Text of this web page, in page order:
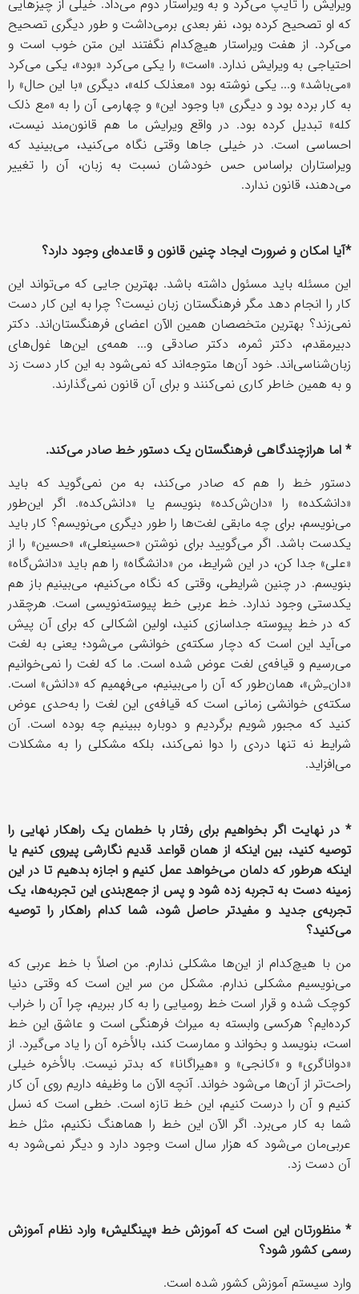
ویرایش را تایپ می‌کرد و به ویراستار دوم می‌داد. خیلی از چیزهایی
که او تصحیح کرده بود، نفر بعدی برمی‌داشت و طور دیگری تصحیح
می‌کرد. از هفت ویراستار هیچ‌کدام نگفتند این متن خوب است و
احتیاجی به ویرایش ندارد. «است» را یکی می‌کرد «بود»، یکی می‌کرد
«می‌باشد» و... یکی نوشته بود «معذلک کله»، دیگری «با این حال» را
به کار برده بود و دیگری «با وجود این» و چهارمی آن را به «مع ذلک
کله» تبدیل کرده بود. در واقع ویرایش ما هم قانون‌مند نیست،
احساسی است. در خیلی جاها وقتی نگاه می‌کنید، می‌بینید که
ویراستاران براساس حس خودشان نسبت به زبان، آن را تغییر
می‌دهند، قانون ندارد.
*آیا امکان و ضرورت ایجاد چنین قانون و قاعده‌ای وجود دارد؟
این مسئله باید مسئول داشته باشد. بهترین جایی که می‌تواند این
کار را انجام دهد مگر فرهنگستان زبان نیست؟ چرا به این کار دست
نمی‌زند؟ بهترین متخصصان همین الآن اعضای فرهنگستان‌اند. دکتر
دبیرمقدم، دکتر ثمره، دکتر صادقی و... همه‌ی این‌ها غول‌های
زبان‌شناسی‌اند. خود آن‌ها متوجه‌اند که نمی‌شود به این کار دست زد
و به همین خاطر کاری نمی‌کنند و برای آن قانون نمی‌گذارند.
* اما هرازچندگاهی فرهنگستان یک دستور خط صادر می‌کند.
دستور خط را هم که صادر می‌کند، به من نمی‌گوید که باید
«دانشکده» را «دان‌ش‌کده» بنویسم یا «دانش‌کده». اگر این‌طور
می‌نویسم، برای چه مابقی لغت‌ها را طور دیگری می‌نویسم؟ کار باید
یکدست باشد. اگر می‌گویید برای نوشتن «حسینعلی»، «حسین» را از
«علی» جدا کن، در این شرایط، من «دانشگاه» را هم باید «دانش‌گاه»
بنویسم. در چنین شرایطی، وقتی که نگاه می‌کنیم، می‌بینیم باز هم
یکدستی وجود ندارد. خط عربی خط پیوسته‌نویسی است. هرچقدر
که در خط پیوسته جداسازی کنید، اولین اشکالی که برای آن پیش
می‌آید این است که دچار سکته‌ی خوانشی می‌شود؛ یعنی به لغت
می‌رسیم و قیافه‌ی لغت عوض شده است. ما که لغت را نمی‌خوانیم
«دان‌ـِ‌ش»، همان‌طور که آن را می‌بینیم، می‌فهمیم که «دانش» است.
سکته‌ی خوانشی زمانی است که قیافه‌ی این لغت را به‌حدی عوض
کنید که مجبور شویم برگردیم و دوباره ببینیم چه بوده است. آن
شرایط نه تنها دردی را دوا نمی‌کند، بلکه مشکلی را به مشکلات
می‌افزاید.
* در نهایت اگر بخواهیم برای رفتار با خطمان یک راهکار نهایی را
توصیه کنید، بین اینکه از همان قواعد قدیم نگارشی پیروی کنیم یا
اینکه هرطور که دلمان می‌خواهد عمل کنیم و اجازه بدهیم تا در این
زمینه دست به تجربه زده شود و پس از جمع‌بندی این تجربه‌ها، یک
تجربه‌ی جدید و مفیدتر حاصل شود، شما کدام راهکار را توصیه
می‌کنید؟
من با هیچ‌کدام از این‌ها مشکلی ندارم. من اصلاً با خط عربی که
می‌نویسیم مشکلی ندارم. مشکل من سر این است که وقتی دنیا
کوچک شده و قرار است خط رومیایی را به کار ببریم، چرا آن را خراب
کرده‌ایم؟ هرکسی وابسته به میراث فرهنگی است و عاشق این خط
است، بنویسد و بخواند و ممارست کند، بالأخره آن را یاد می‌گیرد. از
«دواناگری» و «کانجی» و «هیراگانا» که بدتر نیست. بالأخره خیلی
راحت‌تر از آن‌ها می‌شود خواند. آنچه الآن ما وظیفه داریم روی آن کار
کنیم و آن را درست کنیم، این خط تازه است. خطی است که نسل
شما به کار می‌برد. اگر الآن این خط را هماهنگ نکنیم، مثل خط
عربی‌مان می‌شود که هزار سال است وجود دارد و دیگر نمی‌شود به
آن دست زد.
* منظورتان این است که آموزش خط «پینگلیش» وارد نظام آموزش
رسمی کشور شود؟
وارد سیستم آموزش کشور شده است.